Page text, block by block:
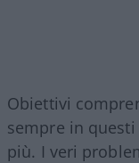
Obiettivi
sempre in questi
più. I veri